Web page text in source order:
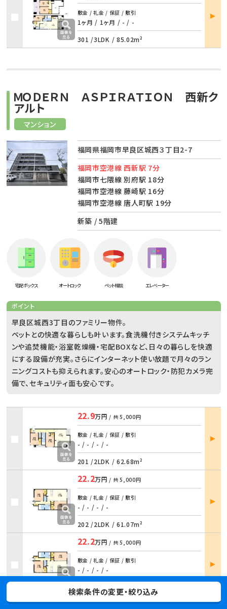
敷金 / 礼金 / 保証 / 敷引
1ヶ月 / 1ヶ月 / - / -
301 /3LDK / 85.02m²
部屋
詳細
マンション
ＭＯＤＥＲＮ ＡＳＰＩＲＡＴＩＯＮ 西新ク
アルト
福岡県福岡市早良区城西３丁目2-7
福岡市空港線 西新駅 7分
福岡市七隈線 別府駅 18分
福岡市空港線 藤崎駅 16分
福岡市空港線 唐人町駅 19分
新築 / 5階建
宅配ボックス オートロック ペット相談 エレベーター
ポイント
早良区城西3丁目のファミリー物件。
ペットとの快適な暮らしも叶います。食洗機付きシステムキッチ
ンや追焚機能・浴室乾燥機・宅配BOXなど、日々の暮らしを快適
にする設備が充実。さらにインターネット使い放題で月々のラン
ニングコストも抑えられます。安心のオートロック・防犯カメラ完
備で、セキュリティ面も安心です。
22.9万円 / 共5,000円
敷金 / 礼金 / 保証 / 敷引
- / - / - / -
201 /2LDK / 62.68m²
部屋
詳細
22.2万円 / 共5,000円
敷金 / 礼金 / 保証 / 敷引
- / - / - / -
202 /2LDK / 61.07m²
部屋
詳細
22.2万円 / 共5,000円
敷金 / 礼金 / 保証 / 敷引
- / - / - / -
203 / 2LDK/61.07m²
部屋
詳細
検索条件の変更・絞り込み